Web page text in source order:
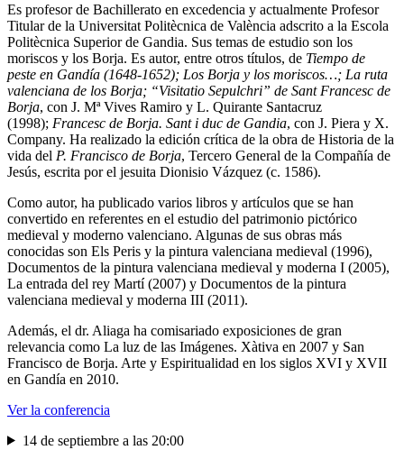
Es profesor de Bachillerato en excedencia y actualmente Profesor
Titular de la Universitat Politècnica de València adscrito a la Escola
Politècnica Superior de Gandia. Sus temas de estudio son los
moriscos y los Borja. Es autor, entre otros títulos, de Tiempo de
peste en Gandía (1648-1652); Los Borja y los moriscos…; La ruta
valenciana de los Borja; “Visitatio Sepulchri” de Sant Francesc de
Borja, con J. Mª Vives Ramiro y L. Quirante Santacruz
(1998); Francesc de Borja. Sant i duc de Gandia, con J. Piera y X.
Company. Ha realizado la edición crítica de la obra de Historia de la
vida del P. Francisco de Borja, Tercero General de la Compañía de
Jesús, escrita por el jesuita Dionisio Vázquez (c. 1586).
Como autor, ha publicado varios libros y artículos que se han
convertido en referentes en el estudio del patrimonio pictórico
medieval y moderno valenciano. Algunas de sus obras más
conocidas son Els Peris y la pintura valenciana medieval (1996),
Documentos de la pintura valenciana medieval y moderna I (2005),
La entrada del rey Martí (2007) y Documentos de la pintura
valenciana medieval y moderna III (2011).
Además, el dr. Aliaga ha comisariado exposiciones de gran
relevancia como La luz de las Imágenes. Xàtiva en 2007 y San
Francisco de Borja. Arte y Espiritualidad en los siglos XVI y XVII
en Gandía en 2010.
Ver la conferencia
14 de septiembre a las 20:00